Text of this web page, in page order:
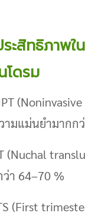
ะสิทธิภาพ
โดรม
มแม่นยำมากก
(Nuchal
า 64–70 %
(First